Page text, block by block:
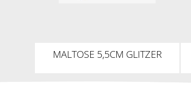
MALTOSE 5,5CM GLITZER